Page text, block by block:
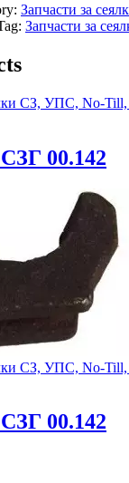
Запчасти за
Запчасти за
СЗ, УПС, No-Till,
00.142
СЗ, УПС, No-Till,
00.142